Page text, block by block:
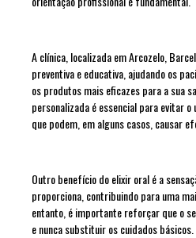
A clínica, localizada em Arcozelo,
preventiva e educativa, ajudando os
os produtos mais eficazes para a sua
personalizada é essencial para evitar
que podem, em alguns casos, causar
Outro benefício do elixir oral é a
proporciona, contribuindo para uma
entanto, é importante reforçar que o
e nunca substituir os cuidados básicos.